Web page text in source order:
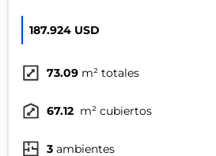
187.924 USD
73.09 m² totales
67.12 m² cubiertos
3 ambientes